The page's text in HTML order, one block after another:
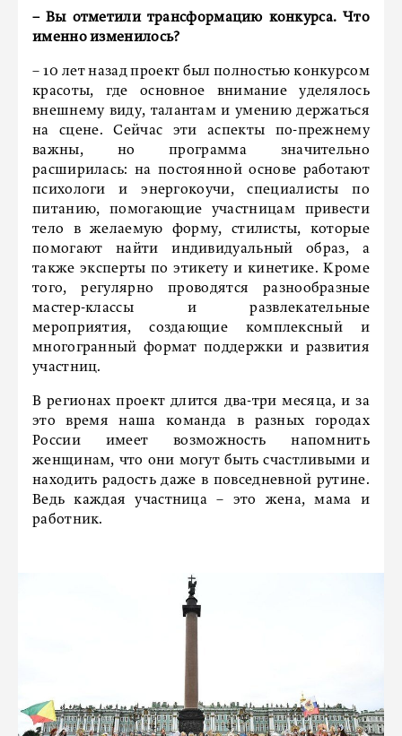
– Вы отметили трансформацию конкурса. Что
именно изменилось?
– 10 лет назад проект был полностью конкурсом
красоты, где основное внимание уделялось
внешнему виду, талантам и умению держаться
на сцене. Сейчас эти аспекты по-прежнему
важны, но программа значительно
расширилась: на постоянной основе работают
психологи и энергокоучи, специалисты по
питанию, помогающие участницам привести
тело в желаемую форму, стилисты, которые
помогают найти индивидуальный образ, а
также эксперты по этикету и кинетике. Кроме
того, регулярно проводятся разнообразные
мастер-классы и развлекательные
мероприятия, создающие комплексный и
многогранный формат поддержки и развития
участниц.
В регионах проект длится два-три месяца, и за
это время наша команда в разных городах
России имеет возможность напомнить
женщинам, что они могут быть счастливыми и
находить радость даже в повседневной рутине.
Ведь каждая участница – это жена, мама и
работник.